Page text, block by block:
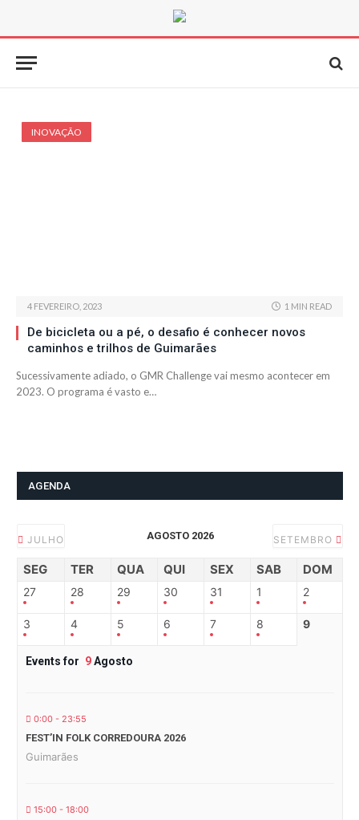
INOVAÇÃO
4 FEVEREIRO, 2023 1 MIN READ
De bicicleta ou a pé, o desafio é conhecer novos
caminhos e trilhos de Guimarães
Sucessivamente adiado, o GMR Challenge vai mesmo acontecer em
2023. O programa é vasto e…
AGENDA
JULHO AGOSTO 2026 SETEMBRO
SEG TER QUA QUI SEX SAB DOM
27 28 29 30 31 1 2
3 4 5 6 7 8 9
Events for 9Agosto
0:00 - 23:55
FEST’IN FOLK CORREDOURA 2026
Guimarães
15:00 - 18:00